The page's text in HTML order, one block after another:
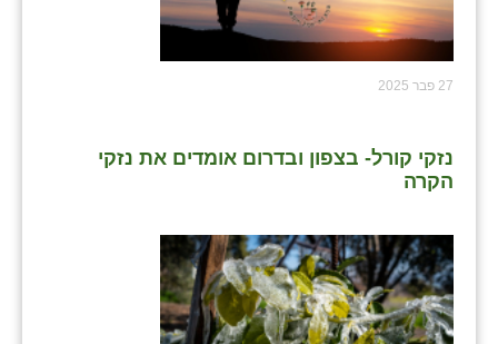
27 פבר 2025
נזקי קורל- בצפון ובדרום אומדים את נזקי
הקרה